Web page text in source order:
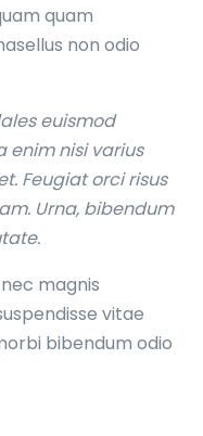
quam
non odio
euismod
enim nisi varius
Feugiat orci risus
Urna, bibendum
magnis
vitae
bibendum odio